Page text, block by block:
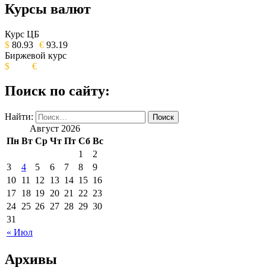
ОБЩЕСТВЕННО-ПОЛИТИЧЕСКОЕ
ИЗДАНИЕ КАМЧАТСКОГО КРАЯ.
Курсы валют
Курс ЦБ
$ 80.93 € 93.19
Биржевой курс
$
€
Поиск по сайту:
Найти:
Август 2026
Пн Вт Ср Чт Пт Сб Вс
« Июл
1
2
3
4 5 6 7 8
9
10 11 12 13 14 15 16
17 18 19 20 21 22 23
24 25 26 27 28 29 30
31
Архивы